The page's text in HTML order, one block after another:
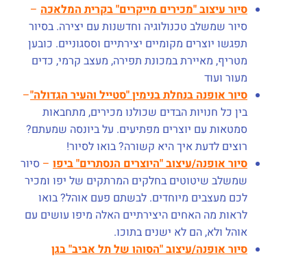
סיור עיצוב "מכירים מייקרים" בקרית המלאכה –
סיור שמשלב טכנולוגיה וחדשנות עם יצירה. בסיור
תפגשו יוצרים מקומיים יצירתיים וססגוניים. כובען
מטריף, מאיירת במכונת תפירה, מעצב קרמי, כדים
מעור ועוד
סיור אופנה בנחלת בנימין "סטייל והעיר הגדולה"–
בין כל חנויות הבדים שכולנו מכירים, מתחבאות
סמטאות עם יוצרים מפתיעים. על ביונסה שמעתם?
רוצים לדעת איך היא קשורה? בואו לסיור!
סיור אופנה/עיצוב "היוצרים הנסתרים" ביפו – סיור
שמשלב שיטוטים בחלקים המרתקים של יפו ומכיר
לכם מעצבים מיוחדים. לבשתם פעם אוהל? בואו
לראות מה האחים היצירתיים האלה מיפו עושים עם
אוהל ולא, הם לא ישנים בתוכו.
סיור אופנה/עיצוב "הסוהו של תל אביב" בגן